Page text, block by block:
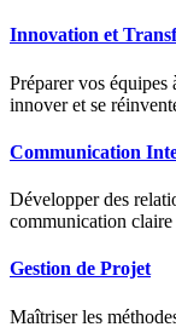
Innovation et
Préparer vos
innover et se
Communication
Développer des
communication claire
Gestion de Projet
Maîtriser les